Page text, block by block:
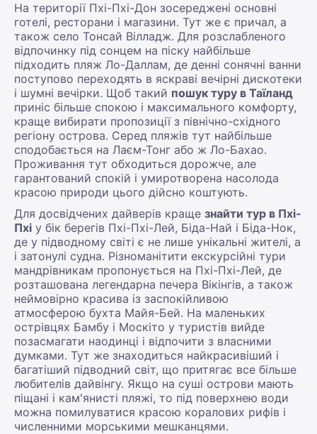
На території Пхі-Пхі-Дон зосереджені основні
готелі, ресторани і магазини. Тут же є причал, а
також село Тонсай Вілладж. Для розслабленого
відпочинку під сонцем на піску найбільше
підходить пляж Ло-Даллам, де денні сонячні ванни
поступово переходять в яскраві вечірні дискотеки
і шумні вечірки. Щоб такий пошук туру в Таїланд
приніс більше спокою і максимального комфорту,
краще вибирати пропозиції з північно-східного
регіону острова. Серед пляжів тут найбільше
сподобається на Лаєм-Тонг або ж Ло-Бахао.
Проживання тут обходиться дорожче, але
гарантований спокій і умиротворена насолода
красою природи цього дійсно коштують.
Для досвідчених дайверів краще знайти тур в Пхі-
Пхі у бік берегів Пхі-Пхі-Лей, Біда-Най і Біда-Нок,
де у підводному світі є не лише унікальні жителі, а
і затонулі судна. Різноманітити екскурсійні тури
мандрівникам пропонується на Пхі-Пхі-Лей, де
розташована легендарна печера Вікінгів, а також
неймовірно красива із заспокійливою
атмосферою бухта Майя-Бей. На маленьких
острівцях Бамбу і Москіто у туристів вийде
позасмагати наодинці і відпочити з власними
думками. Тут же знаходиться найкрасивіший і
багатіший підводний світ, що притягає все більше
любителів дайвінгу. Якщо на суші острови мають
піщані і кам'янисті пляжі, то під поверхнею води
можна помилуватися красою коралових рифів і
численними морськими мешканцями.